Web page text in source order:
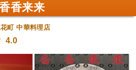
香来来
町 中華料理店
4.0